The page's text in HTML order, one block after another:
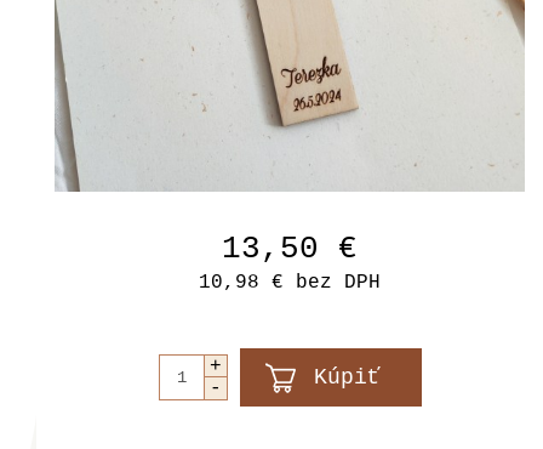
13,50 €
10,98 € bez DPH